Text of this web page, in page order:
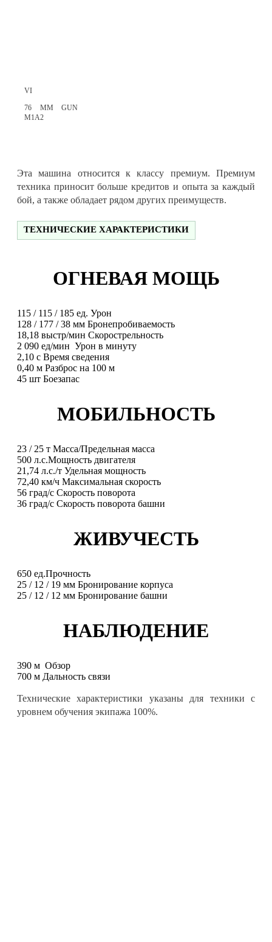
VI
76 MM GUN
M1A2
Эта машина относится к классу премиум. Премиум
техника приносит больше кредитов и опыта за каждый
бой, а также обладает рядом других преимуществ.
ТЕХНИЧЕСКИЕ ХАРАКТЕРИСТИКИ
ОГНЕВАЯ МОЩЬ
115 / 115 / 185 ед. Урон
128 / 177 /38 мм Бронепробиваемость
18,18 выстр/мин Скорострельность
2 090 ед/мин Урон в минуту
2,10 с Время сведения
0,40 м Разброс на 100 м
45 шт Боезапас
МОБИЛЬНОСТЬ
23 / 25 т Масса/Предельная масса
500 л.с.Мощность двигателя
21,74 л.с./т Удельная мощность
72,40 км/ч Максимальная скорость
56 град/с Скорость поворота
36 град/с Скорость поворота башни
ЖИВУЧЕСТЬ
650 ед.Прочность
25 / 12 / 19 мм Бронирование корпуса
25 / 12 / 12 мм Бронирование башни
НАБЛЮДЕНИЕ
390 м Обзор
700 м Дальность связи
Технические характеристики указаны для техники с
уровнем обучения экипажа 100%.